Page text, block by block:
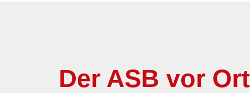
Der ASB vor Ort